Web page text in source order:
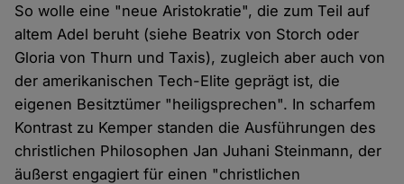
So wolle eine "neue Aristokratie", die zum Teil auf
altem Adel beruht (siehe Beatrix von Storch oder
Gloria von Thurn und Taxis), zugleich aber auch von
der amerikanischen Tech-Elite geprägt ist, die
eigenen Besitztümer "heiligsprechen". In scharfem
Kontrast zu Kemper standen die Ausführungen des
christlichen Philosophen Jan Juhani Steinmann, der
äußerst engagiert für einen "christlichen